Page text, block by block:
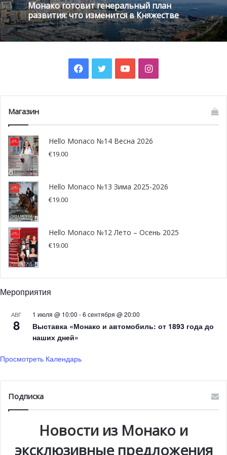
Казалось бы, не женское это дело — ралли. Не тут-то
было! Из Монако стартовали 3 команды, в составе
которых были исключительно женщины: итальянки
Алексия Джиуни (Giugni Alexia) и Мери Викари (Vicari
Mary) на Renault Alpine A110 1300 1971 года, немки
Барбара Зиглер (Ziegler Barbara) и Франциска Майр (
Franziska Mayr) на Ford Escort Mkl 1968 года и пилот из
Лихтенштейна Барбара Хеммерл Голлуст (Hemmer
Японская команда «Honda» также присутствовала на
старте ралли. В этот раз пилотом команды стал 70-
летний Кенджиро Шинозука (Kenjiro Shinozuka),
Монако готовит генеральный план
развития: что изменится в Княжестве
Facebook
TwitterYouTubeInstagram
Магазин
Hello Monaco №14 Весна 2026
€19.00
Hello Monaco №13 Зима 2025-2026
€19.00
Hello Monaco №12 Лето – Осень 2025
€19.00
Мероприятия
АВГ
8
1 июля @ 10:00 -6 сентября @ 20:00
Выставка «Монако и автомобиль: от 1893 года до
наших дней»
Просмотреть Календарь
Подписка
Новости из Монако и
эксклюзивные предложения